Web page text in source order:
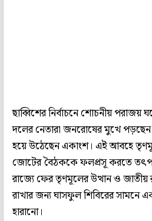
ছাব্বিশের নির্বাচনে শোচনীয় পরাজয়
দলের নেতারা জনরোষের মুখে পড়ছেন।
হয়ে উঠেছেন একাংশ। এই আবহে
জোটের বৈঠককে ফলপ্রসূ করতে তৎপর
রাজ্যে ফের তৃণমূলের উত্থান ও জাতীয়
রাখার জন্য ঘাসফুল শিবিরের সামনে
হারানো।